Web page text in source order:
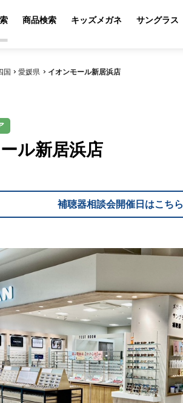
商品検索 キッズメガネ サングラス
国 愛媛県 イオンモール新居浜店
ル新居浜店
補聴器相談会開催日はこちら